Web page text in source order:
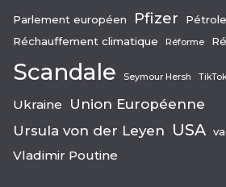
Parlement européen Pfizer Pétrole
Réchauffement climatique
Réforme
Scandale Seymour Hersh TikTok
Ukraine
Union Européenne
Ursula von der Leyen USA
Vladimir Poutine